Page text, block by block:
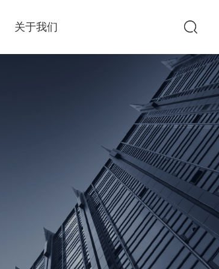
关于我们